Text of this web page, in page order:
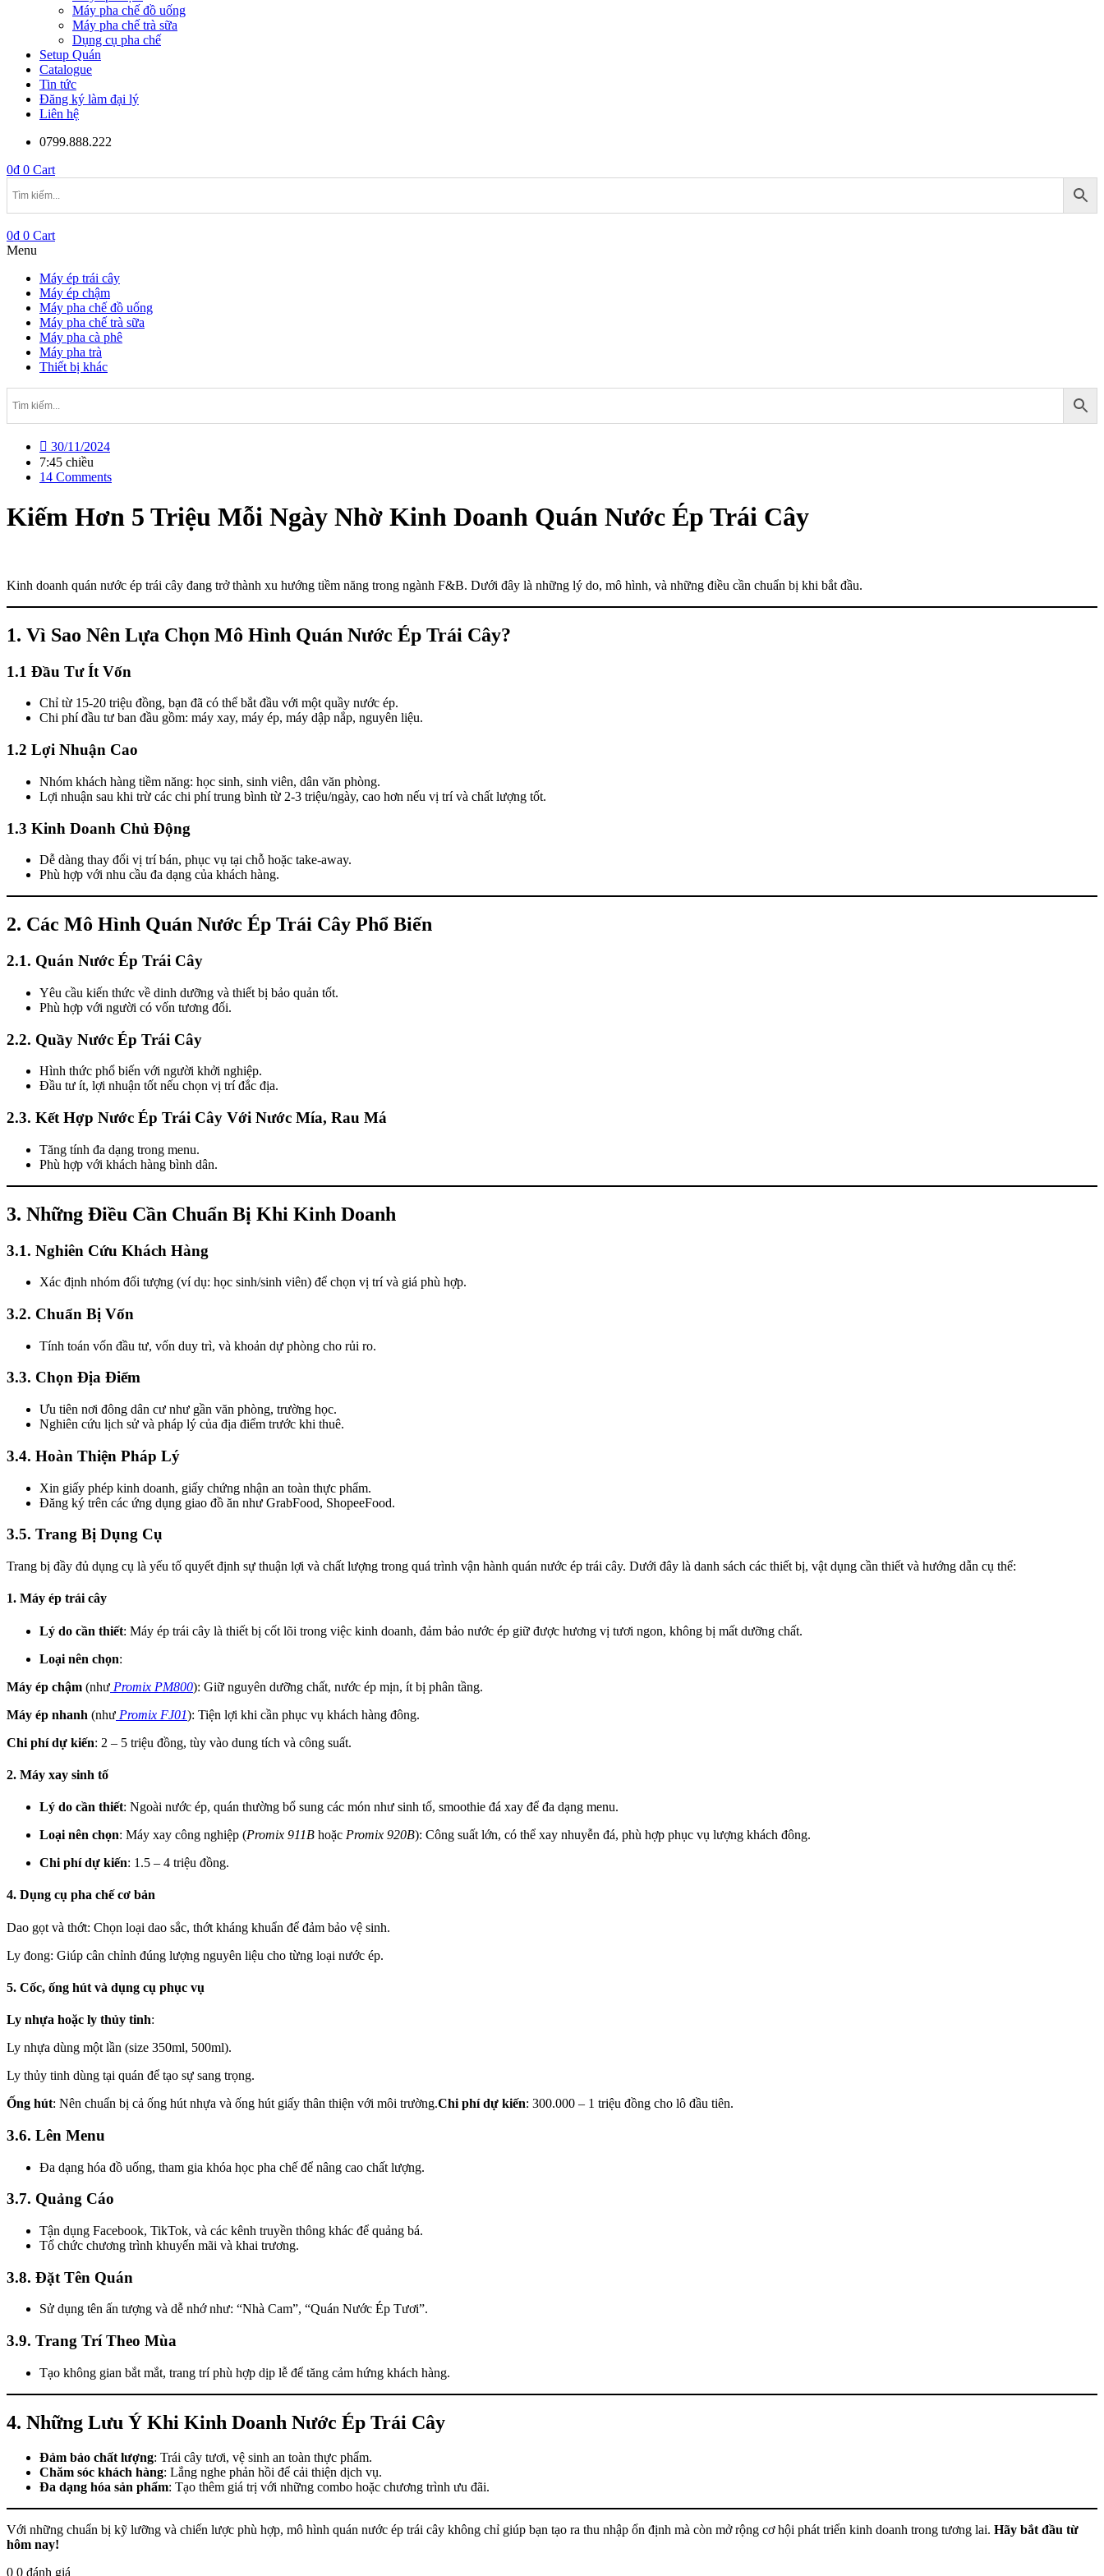
Máy pha chế đồ uống
Máy pha chế trà sữa
Dụng cụ pha chế
Setup Quán
Catalogue
Tin tức
Đăng ký làm đại lý
Liên hệ
0799.888.222
0₫ 0 Cart
0₫ 0 Cart
Menu
Máy ép trái cây
Máy ép chậm
Máy pha chế đồ uống
Máy pha chế trà sữa
Máy pha cà phê
Máy pha trà
Thiết bị khác
30/11/2024
7:45 chiều
14 Comments
Kiếm Hơn 5 Triệu Mỗi Ngày Nhờ Kinh Doanh Quán Nước Ép Trái Cây
Kinh doanh quán nước ép trái cây đang trở thành xu hướng tiềm năng trong ngành F&B. Dưới đây là những lý do, mô hình, và những điều cần chuẩn bị khi bắt đầu.
1. Vì Sao Nên Lựa Chọn Mô Hình Quán Nước Ép Trái Cây?
1.1 Đầu Tư Ít Vốn
Chỉ từ 15-20 triệu đồng, bạn đã có thể bắt đầu với một quầy nước ép.
Chi phí đầu tư ban đầu gồm: máy xay, máy ép, máy dập nắp, nguyên liệu.
1.2 Lợi Nhuận Cao
Nhóm khách hàng tiềm năng: học sinh, sinh viên, dân văn phòng.
Lợi nhuận sau khi trừ các chi phí trung bình từ 2-3 triệu/ngày, cao hơn nếu vị trí và chất lượng tốt.
1.3 Kinh Doanh Chủ Động
Dễ dàng thay đổi vị trí bán, phục vụ tại chỗ hoặc take-away.
Phù hợp với nhu cầu đa dạng của khách hàng.
2. Các Mô Hình Quán Nước Ép Trái Cây Phổ Biến
2.1. Quán Nước Ép Trái Cây
Yêu cầu kiến thức về dinh dưỡng và thiết bị bảo quản tốt.
Phù hợp với người có vốn tương đối.
2.2. Quầy Nước Ép Trái Cây
Hình thức phổ biến với người khởi nghiệp.
Đầu tư ít, lợi nhuận tốt nếu chọn vị trí đắc địa.
2.3. Kết Hợp Nước Ép Trái Cây Với Nước Mía, Rau Má
Tăng tính đa dạng trong menu.
Phù hợp với khách hàng bình dân.
3. Những Điều Cần Chuẩn Bị Khi Kinh Doanh
3.1. Nghiên Cứu Khách Hàng
Xác định nhóm đối tượng (ví dụ: học sinh/sinh viên) để chọn vị trí và giá phù hợp.
3.2. Chuẩn Bị Vốn
Tính toán vốn đầu tư, vốn duy trì, và khoản dự phòng cho rủi ro.
3.3. Chọn Địa Điểm
Ưu tiên nơi đông dân cư như gần văn phòng, trường học.
Nghiên cứu lịch sử và pháp lý của địa điểm trước khi thuê.
3.4. Hoàn Thiện Pháp Lý
Xin giấy phép kinh doanh, giấy chứng nhận an toàn thực phẩm.
Đăng ký trên các ứng dụng giao đồ ăn như GrabFood, ShopeeFood.
3.5. Trang Bị Dụng Cụ
Trang bị đầy đủ dụng cụ là yếu tố quyết định sự thuận lợi và chất lượng trong quá trình vận hành quán nước ép trái cây. Dưới đây là danh sách các thiết bị, vật dụng cần thiết và hướng dẫn cụ thể:
1. Máy ép trái cây
Lý do cần thiết: Máy ép trái cây là thiết bị cốt lõi trong việc kinh doanh, đảm bảo nước ép giữ được hương vị tươi ngon, không bị mất dưỡng chất.
Loại nên chọn:
Máy ép chậm (như Promix PM800): Giữ nguyên dưỡng chất, nước ép mịn, ít bị phân tầng.
Máy ép nhanh (như Promix FJ01): Tiện lợi khi cần phục vụ khách hàng đông.
Chi phí dự kiến: 2 – 5 triệu đồng, tùy vào dung tích và công suất.
2. Máy xay sinh tố
Lý do cần thiết: Ngoài nước ép, quán thường bổ sung các món như sinh tố, smoothie đá xay để đa dạng menu.
Loại nên chọn: Máy xay công nghiệp (Promix 911B hoặc Promix 920B): Công suất lớn, có thể xay nhuyễn đá, phù hợp phục vụ lượng khách đông.
Chi phí dự kiến: 1.5 – 4 triệu đồng.
4. Dụng cụ pha chế cơ bản
Dao gọt và thớt: Chọn loại dao sắc, thớt kháng khuẩn để đảm bảo vệ sinh.
Ly đong: Giúp cân chỉnh đúng lượng nguyên liệu cho từng loại nước ép.
5. Cốc, ống hút và dụng cụ phục vụ
Ly nhựa hoặc ly thủy tinh:
Ly nhựa dùng một lần (size 350ml, 500ml).
Ly thủy tinh dùng tại quán để tạo sự sang trọng.
Ống hút: Nên chuẩn bị cả ống hút nhựa và ống hút giấy thân thiện với môi trường.Chi phí dự kiến: 300.000 – 1 triệu đồng cho lô đầu tiên.
3.6. Lên Menu
Đa dạng hóa đồ uống, tham gia khóa học pha chế để nâng cao chất lượng.
3.7. Quảng Cáo
Tận dụng Facebook, TikTok, và các kênh truyền thông khác để quảng bá.
Tổ chức chương trình khuyến mãi và khai trương.
3.8. Đặt Tên Quán
Sử dụng tên ấn tượng và dễ nhớ như: “Nhà Cam”, “Quán Nước Ép Tươi”.
3.9. Trang Trí Theo Mùa
Tạo không gian bắt mắt, trang trí phù hợp dịp lễ để tăng cảm hứng khách hàng.
4. Những Lưu Ý Khi Kinh Doanh Nước Ép Trái Cây
Đảm bảo chất lượng: Trái cây tươi, vệ sinh an toàn thực phẩm.
Chăm sóc khách hàng: Lắng nghe phản hồi để cải thiện dịch vụ.
Đa dạng hóa sản phẩm: Tạo thêm giá trị với những combo hoặc chương trình ưu đãi.
Với những chuẩn bị kỹ lưỡng và chiến lược phù hợp, mô hình quán nước ép trái cây không chỉ giúp bạn tạo ra thu nhập ổn định mà còn mở rộng cơ hội phát triển kinh doanh trong tương lai. Hãy bắt đầu từ
hôm nay!
0 0 đánh giá